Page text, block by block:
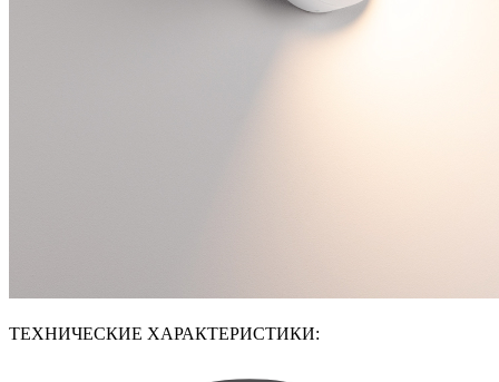
ТЕХНИЧЕСКИЕ ХАРАКТЕРИСТИКИ: